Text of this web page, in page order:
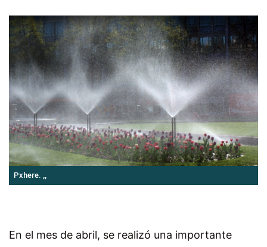
Pxhere. ,,
En el mes de abril, se realizó una importante